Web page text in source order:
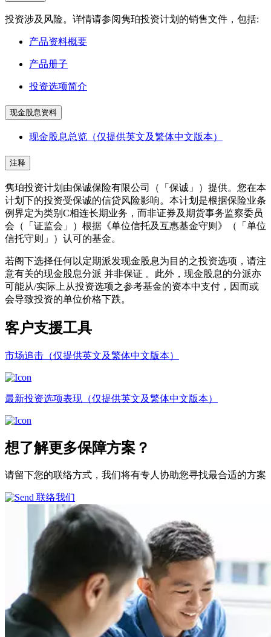
投资涉及风险。详情请参阅隽珀投资计划的销售文件，包括:
产品资料概要
产品册子
投资选项简介
现金股息资料
现金股息总览（仅提供英文及繁体中文版本）
注释
隽珀投资计划由保诚保险有限公司（「保诚」）提供。您在本
计划下的投资受保诚的信贷风险影响。本计划是根据保险业条
例界定为类别C相连长期业务，而非证券及期货事务监察委员
会（「证监会」）根据《单位信托及互惠基金守则》（「单位
信托守则」）认可的基金。
若阁下选择任何以定期派发现金股息为目的之投资选项，请注
意有关的现金股息分派 并非保证 。此外，现金股息的分派亦
可能从/实际上从投资选项之参考基金的资本中支付，因而或
会导致投资的单位价格下跌。
客户支援工具
市场追击（仅提供英文及繁体中文版本）
最新投资选项表现（仅提供英文及繁体中文版本）
想了解更多保障方案？
请留下您的联络方式，我们将有专人协助您寻找最合适的方案
联络我们